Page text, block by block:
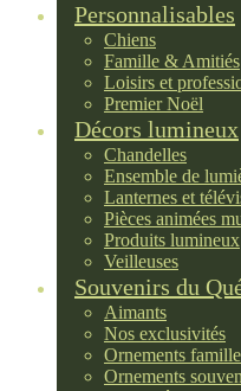
Personnalisables
Chiens
Famille & Amitiés
Loisirs et
Premier Noël
Décors lumineux
Chandelles
Ensemble de
Lanternes et
Pièces animées
Produits lumineux
Veilleuses
Souvenirs du
Aimants
Nos exclusivités
Ornements
Ornements